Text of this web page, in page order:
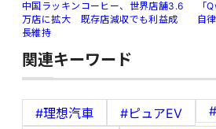
中国ラッキンコーヒー、世界店舗3.6
万店に拡大 既存店減収でも利益成
長維持
「
自
関連キーワード
#理想汽車 #ピュアEV